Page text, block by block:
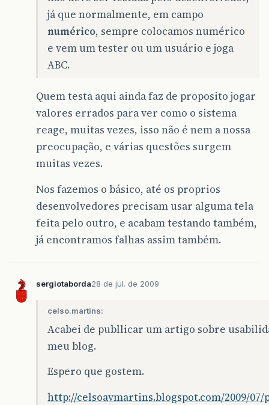
já que normalmente, em campo
numérico, sempre colocamos numérico
e vem um tester ou um usuário e joga
ABC.
Quem testa aqui ainda faz de proposito jogar
valores errados para ver como o sistema
reage, muitas vezes, isso não é nem a nossa
preocupação, e várias questões surgem
muitas vezes.
Nos fazemos o básico, até os proprios
desenvolvedores precisam usar alguma tela
feita pelo outro, e acabam testando também,
já encontramos falhas assim também.
sergiotaborda28 de jul. de 2009
celso.martins:
Acabei de publlicar um artigo sobre
meu blog.
Espero que gostem.
http://celsoavmartins.blogspot.com/2009/